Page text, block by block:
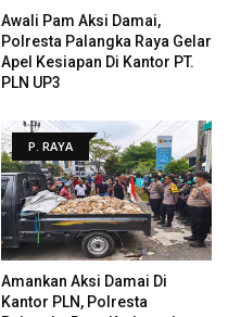
Awali Pam Aksi Damai,
Polresta Palangka Raya Gelar
Apel Kesiapan Di Kantor PT.
PLN UP3
P. RAYA
Amankan Aksi Damai Di
Kantor PLN, Polresta